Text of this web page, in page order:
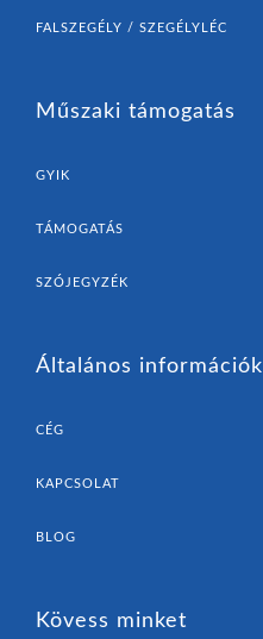
FALSZEGÉLY / SZEGÉLYLÉC
Műszaki támogatás
GYIK
TÁMOGATÁS
SZÓJEGYZÉK
Általános információk
CÉG
KAPCSOLAT
BLOG
Kövess minket